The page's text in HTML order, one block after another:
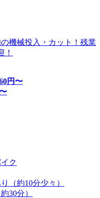
機械投入・カット！残業
！
円〜
ク
（約10分少々）
30分）